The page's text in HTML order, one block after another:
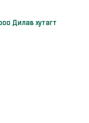
Дилав хутагт